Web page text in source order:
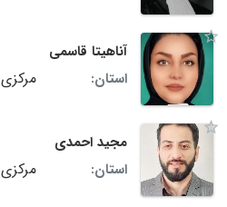
آناهیتا قاسمی
استان:
مرکزی
مجید احمدی
استان:
مرکزی